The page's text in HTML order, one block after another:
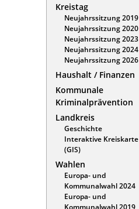
Kreistag
Neujahrssitzung 2019
Neujahrssitzung 2020
Neujahrssitzung 2023
Neujahrssitzung 2024
Neujahrssitzung 2026
Haushalt / Finanzen
Kommunale
Kriminalprävention
Landkreis
Geschichte
Interaktive Kreiskarte
(GIS)
Wahlen
Europa- und
Kommunalwahl 2024
Europa- und
Kommunalwahl 2019